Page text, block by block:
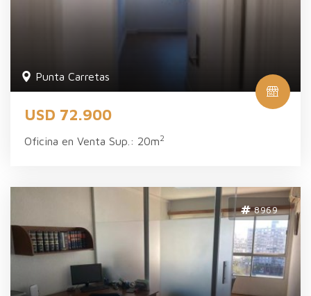
Punta Carretas
USD 72.900
Oficina en Venta Sup.: 20m2
8969